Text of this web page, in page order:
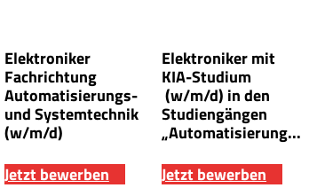
Elektroniker
Fachrichtung
Automatisierungs-
und Systemtechnik
(w/m/d)
Jetzt bewerben
Elektroniker mit
KIA-Studium
(w/m/d) in den
Studiengängen
„Automatisierung...
Jetzt bewerben